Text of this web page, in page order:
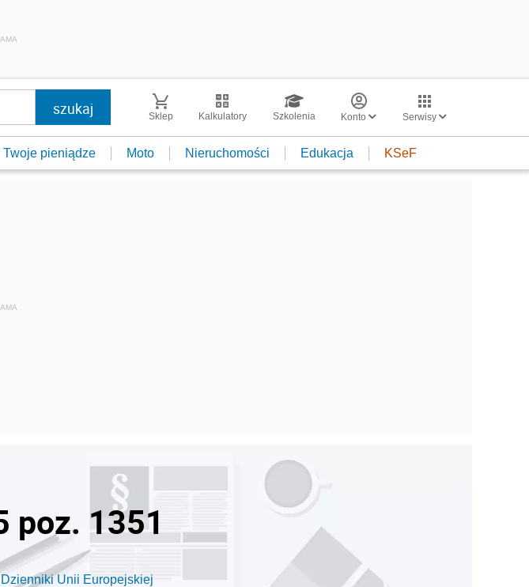
Sklep Kalkulatory Szkolenia Konto Serwisy
Twoje pieniądze Moto Nieruchomości Edukacja KSeF
poz. 1351
Dzienniki Unii Europejskiej